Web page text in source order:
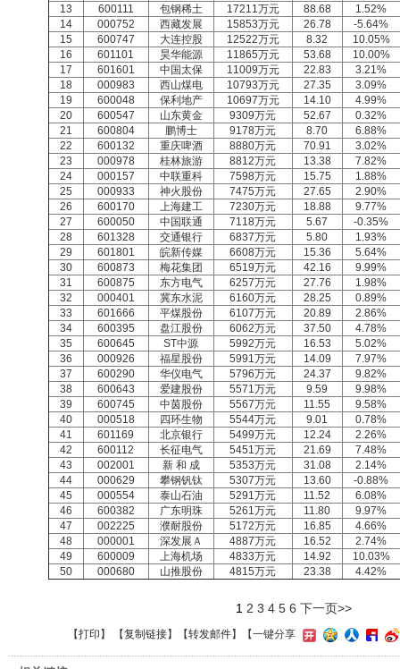
13
600111 包钢稀土 17211万元 88.68
1.52%
14
000752 西藏发展 15853万元 26.78
-5.64%
15
600747 大连控股 12522万元 8.32
10.05%
16
601101 昊华能源 11865万元 53.68
10.00%
17
601601 中国太保 11009万元 22.83
3.21%
18
000983 西山煤电 10793万元 27.35
3.09%
19
600048 保利地产 10697万元 14.10
4.99%
20
600547 山东黄金 9309万元 52.67
0.32%
21
600804 鹏博士 9178万元 8.70
6.88%
22
600132 重庆啤酒 8880万元 70.91
3.02%
23
000978 桂林旅游 8812万元 13.38
7.82%
24
000157 中联重科 7598万元 15.75
1.88%
25
000933 神火股份 7475万元 27.65
2.90%
26
600170 上海建工 7230万元 18.88
9.77%
27
600050 中国联通 7118万元 5.67
-0.35%
28
601328 交通银行 6837万元 5.80
1.93%
29
601801 皖新传媒 6608万元 15.36
5.64%
30
600873 梅花集团 6519万元 42.16
9.99%
31
600875 东方电气 6257万元 27.76
1.98%
32
000401 冀东水泥 6160万元 28.25
0.89%
33
601666 平煤股份 6107万元 20.89
2.86%
34
600395 盘江股份 6062万元 37.50
4.78%
35
600645 ST中源 5992万元 16.53
5.02%
36
000926 福星股份 5991万元 14.09
7.97%
37
600290 华仪电气 5796万元 24.37
9.82%
38
600643 爱建股份 5571万元 9.59
9.98%
39
600745 中茵股份 5567万元 11.55
9.58%
40
000518 四环生物 5544万元 9.01
0.78%
41
601169 北京银行 5499万元 12.24
2.26%
42
600112 长征电气 5451万元 21.69
7.48%
43
002001 新 和 成 5353万元 31.08
2.14%
44
000629 攀钢钒钛 5307万元 13.60
-0.88%
45
000554 泰山石油 5291万元 11.52
6.08%
46
600382 广东明珠 5261万元 11.80
9.97%
47
002225 濮耐股份 5172万元 16.85
4.66%
48
000001 深发展Ａ 4887万元 16.52
2.74%
49
600009 上海机场 4833万元 14.92
10.03%
50
000680 山推股份 4815万元 23.38 4.42%
1 2 3 4 5 6 下一页>>
【打印 】 【复制链接】【转发邮件】 【一键分享